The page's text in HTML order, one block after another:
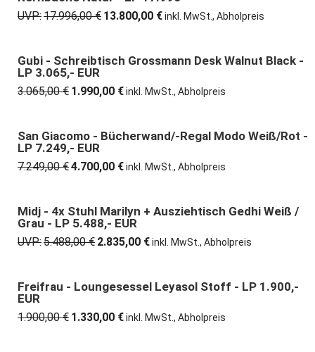
UVP:17.996,00€ Ursprünglicher
17.996,00 €
13.800,00 €Aktueller
13.800,00 €.
inkl. MwSt., Abholpreis
35% günstiger
Gubi - Schreibtisch Grossmann Desk Walnut Black -
LP 3.065,- EUR
3.065,00€ Ursprünglicher
3.065,00 €
1.990,00 €Aktueller
1.990,00 €.
inkl. MwSt., Abholpreis
35% günstiger
San Giacomo - Bücherwand/-Regal Modo Weiß/rot -
LP 7.249,- EUR
7.249,00€Ursprünglicher
7.249,00 €
4.700,00 €Aktueller
4.700,00 €.
inkl. MwSt., Abholpreis
48% günstiger
Midj - 4x Stuhl Marilyn + Ausziehtisch Gedhi Weiß /
Grau - LP 5.488,- EUR
UVP:5.488,00€ Ursprünglicher
5.488,00 €
2.835,00 €Aktueller
2.835,00 €.
inkl. MwSt., Abholpreis
30% günstiger
Freifrau - Loungesessel Leyasol Stoff - LP 1.900,-
EUR
1.900,00€ Ursprünglicher
1.330,00 €Aktueller
inkl. MwSt., Abholpreis